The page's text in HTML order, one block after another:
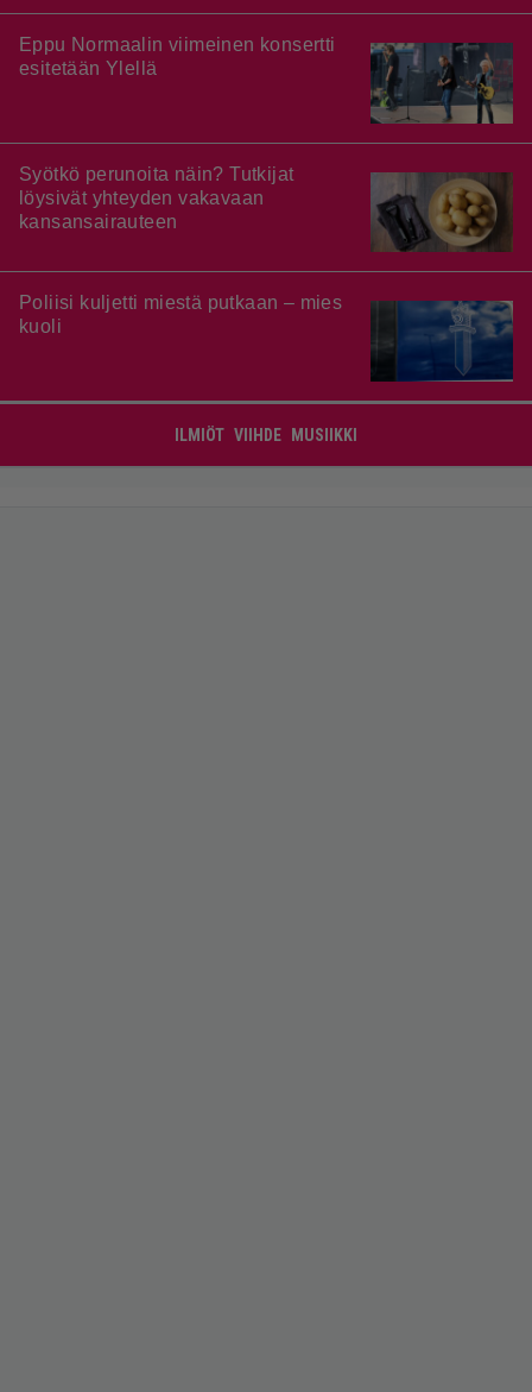
Eppu Normaalin viimeinen konsertti
esitetään Ylellä
Syötkö perunoita näin? Tutkijat
löysivät yhteyden vakavaan
kansansairauteen
Poliisi kuljetti miestä putkaan – mies
kuoli
ILMIÖT VIIHDE MUSIIKKI